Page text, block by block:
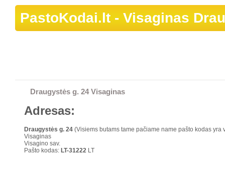
PastoKodai.lt - Visaginas
Draugystės g. 24 Visaginas
Adresas:
Draugystės g. 24 (Visiems butams tame pačiame name pašto kodas yra
Visaginas
Visagino sav.
Pašto kodas: LT-31222 LT